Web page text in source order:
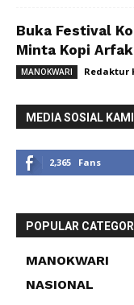
Buka Festival
Minta Kopi
MANOKWARI Redaktur
MEDIA SOSIAL KAMI
2,365 Fans
POPULAR
MANOKWARI
NASIONAL